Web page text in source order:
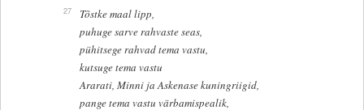
27
Tõstke maal lipp,
puhuge sarve rahvaste seas,
pühitsege rahvad tema vastu,
kutsuge tema vastu
Ararati, Minni ja Askenase kuningriigid,
pange tema vastu värbamispealik,